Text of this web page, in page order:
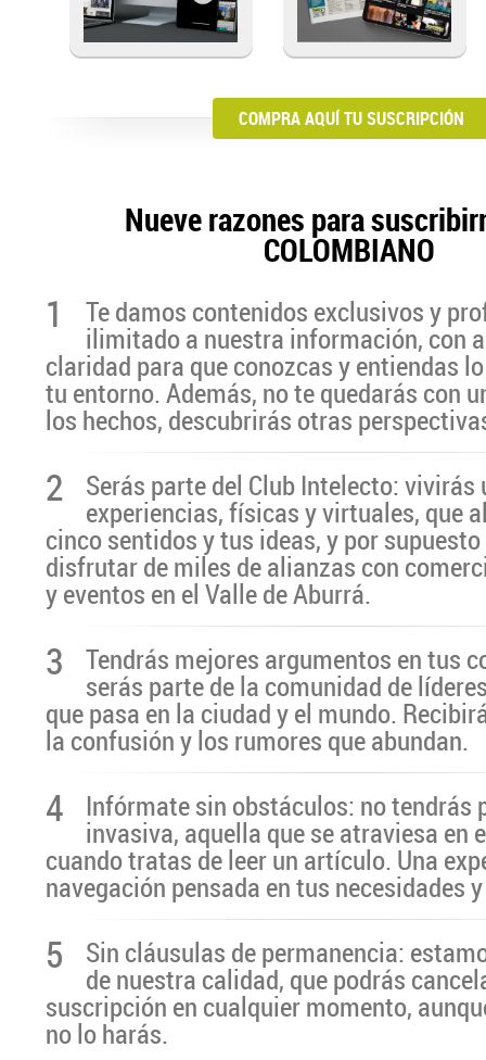
COMPRA AQUÍ TU SUSCRIPCIÓN
Nueve razones para
COLOMBIANO
1 Te damos contenidos exclusivos y
ilimitado a nuestra información, con
claridad para que conozcas y entiendas
tu entorno. Además, no te quedarás con
los hechos, descubrirás otras
2 Serás parte del Club Intelecto: vivirás
experiencias, físicas y virtuales, que
cinco sentidos y tus ideas, y por
disfrutar de miles de alianzas con
y eventos en el Valle de Aburrá.
3 Tendrás mejores argumentos en tus
serás parte de la comunidad de
que pasa en la ciudad y el mundo.
la confusión y los rumores que abundan.
4 Infórmate sin obstáculos: no tendrás
invasiva, aquella que se atraviesa en
cuando tratas de leer un artículo. Una
navegación pensada en tus necesidades
5 Sin cláusulas de permanencia:
de nuestra calidad, que podrás
suscripción en cualquier momento,
no lo harás.